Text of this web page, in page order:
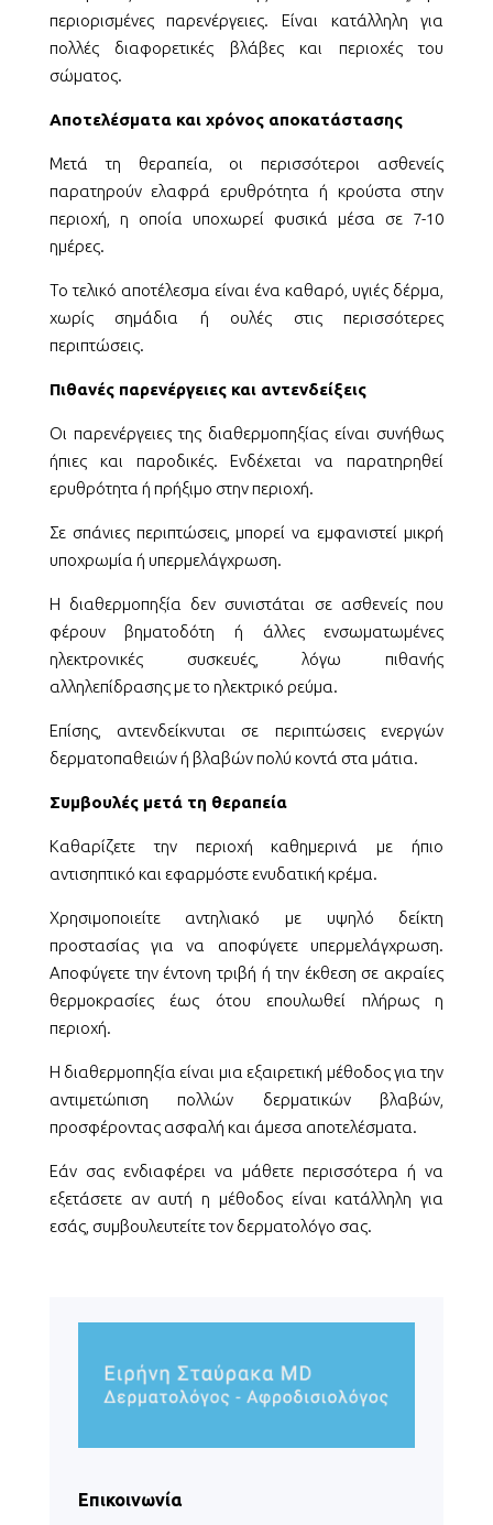
περιορισμένες παρενέργειες. Είναι κατάλληλη για
πολλές διαφορετικές βλάβες και περιοχές του
σώματος.
Αποτελέσματα και χρόνος αποκατάστασης
Μετά τη θεραπεία, οι περισσότεροι ασθενείς
παρατηρούν ελαφρά ερυθρότητα ή κρούστα στην
περιοχή, η οποία υποχωρεί φυσικά μέσα σε 7-10
ημέρες.
Το τελικό αποτέλεσμα είναι ένα καθαρό, υγιές δέρμα,
χωρίς σημάδια ή ουλές στις περισσότερες
περιπτώσεις.
Πιθανές παρενέργειες και αντενδείξεις
Οι παρενέργειες της διαθερμοπηξίας είναι συνήθως
ήπιες και παροδικές. Ενδέχεται να παρατηρηθεί
ερυθρότητα ή πρήξιμο στην περιοχή.
Σε σπάνιες περιπτώσεις, μπορεί να εμφανιστεί μικρή
υποχρωμία ή υπερμελάγχρωση.
Η διαθερμοπηξία δεν συνιστάται σε ασθενείς που
φέρουν βηματοδότη ή άλλες ενσωματωμένες
ηλεκτρονικές συσκευές, λόγω πιθανής
αλληλεπίδρασης με το ηλεκτρικό ρεύμα.
Επίσης, αντενδείκνυται σε περιπτώσεις ενεργών
δερματοπαθειών ή βλαβών πολύ κοντά στα μάτια.
Συμβουλές μετά τη θεραπεία
Καθαρίζετε την περιοχή καθημερινά με ήπιο
αντισηπτικό και εφαρμόστε ενυδατική κρέμα.
Χρησιμοποιείτε αντηλιακό με υψηλό δείκτη
προστασίας για να αποφύγετε υπερμελάγχρωση.
Αποφύγετε την έντονη τριβή ή την έκθεση σε ακραίες
θερμοκρασίες έως ότου επουλωθεί πλήρως η
περιοχή.
Η διαθερμοπηξία είναι μια εξαιρετική μέθοδος για την
αντιμετώπιση πολλών δερματικών βλαβών,
προσφέροντας ασφαλή και άμεσα αποτελέσματα.
Εάν σας ενδιαφέρει να μάθετε περισσότερα ή να
εξετάσετε αν αυτή η μέθοδος είναι κατάλληλη για
εσάς, συμβουλευτείτε τον δερματολόγο σας.
Επικοινωνία